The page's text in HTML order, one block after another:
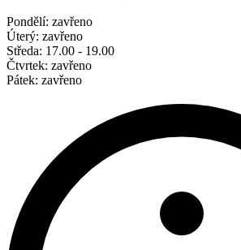
Pondělí: zavřeno
Úterý: zavřeno
Středa: 17.00 - 19.00
Čtvrtek: zavřeno
Pátek: zavřeno